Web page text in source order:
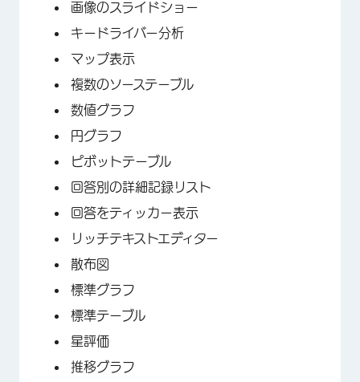
画像のスライドショー
キードライバー分析
マップ表示
複数のソーステーブル
数値グラフ
円グラフ
ピボットテーブル
回答別の詳細記録リスト
回答をティッカー表示
リッチテキストエディター
散布図
標準グラフ
標準テーブル
星評価
推移グラフ